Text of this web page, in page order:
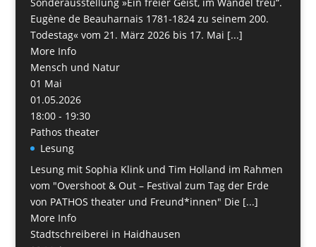
Eugène de Beauharnais 1781-1824 zu seinem 200.
Todestag« vom 21. März 2026 bis 17. Mai [...]
More Info
Mensch und Natur
01 Mai
01.05.2026
18:00 - 19:30
Pathos theater
Lesung
Lesung mit Sophia Klink und Tim Holland im Rahmen
vom "Overshoot & Out – Festival zum Tag der Erde
von PATHOS theater und Freund*innen" Die [...]
More Info
Stadtschreiberei in Haidhausen